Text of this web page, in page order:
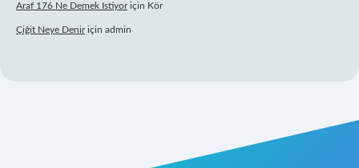
Araf 176 Ne Demek Istiyoriçin Kör
Çiğit Neye Deniriçin admin